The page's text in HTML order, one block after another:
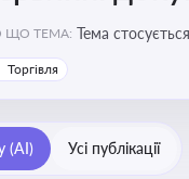
ЩО ТЕМА: Тема
Торгівля
(AI) Усі публікації